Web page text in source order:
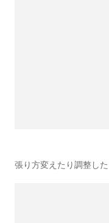
張り方変えたり調整し